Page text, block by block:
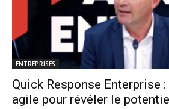
ENTREPRISES
Quick Response Enterprise
agile pour révéler le